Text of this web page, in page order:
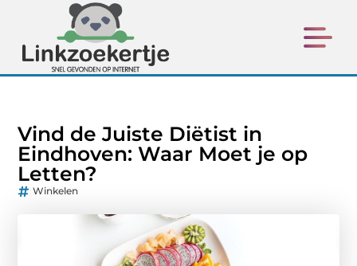
Vind de Juiste Diëtist in
Eindhoven: Waar Moet je op
Letten?
Winkelen